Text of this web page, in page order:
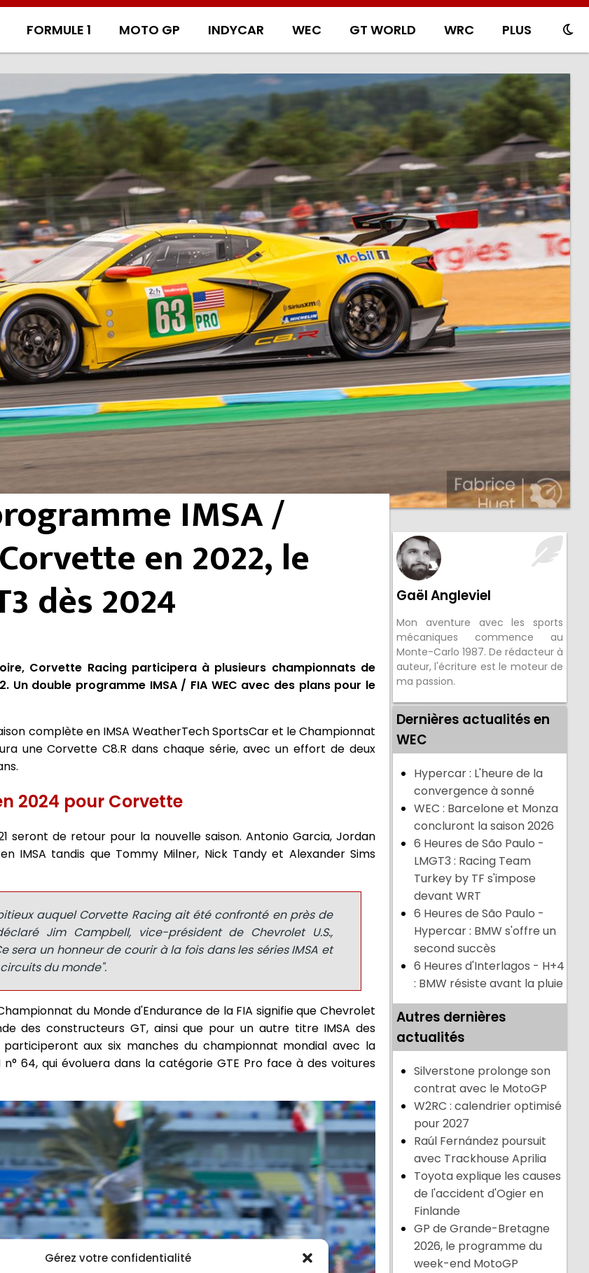
Gérez votre confidentialité
FORMULE 1 MOTO GP INDYCAR WEC GT WORLD WRC PLUS
IMSA /
en 2022, le
dès 2024
Corvette Racing participera à plusieurs championnats de
Un double programme IMSA / FIA WEC avec des plans pour le
complète en IMSA WeatherTech SportsCar et le Championnat
une Corvette C8.R dans chaque série, avec un effort de deux
2024 pour Corvette
seront de retour pour la nouvelle saison. Antonio Garcia, Jordan
IMSA tandis que Tommy Milner, Nick Tandy et Alexander Sims
auquel Corvette Racing ait été confronté en près de
Jim Campbell, vice-président de Chevrolet U.S.,
sera un honneur de courir à la fois dans les séries IMSA et
du monde".
du Monde d'Endurance de la FIA signifie que Chevrolet
des constructeurs GT, ainsi que pour un autre titre IMSA des
aux six manches du championnat mondial avec la
n° 64, qui évoluera dans la catégorie GTE Pro face à des voitures
Gaël Angleviel
Mon aventure avec les sports
mécaniques commence au
Monte-Carlo 1987. De rédacteur à
auteur, l'écriture est le moteur de
ma passion.
Dernières actualités en
WEC
Hypercar : L'heure de la
convergence à sonné
WEC : Barcelone et Monza
concluront la saison 2026
6 Heures de São Paulo -
LMGT3 : Racing Team
Turkey by TF s'impose
devant WRT
6 Heures de São Paulo -
Hypercar : BMW s'offre un
second succès
6 Heures d'Interlagos - H+4
: BMW résiste avant la pluie
Autres dernières
actualités
Silverstone prolonge son
contrat avec le MotoGP
W2RC : calendrier optimisé
pour 2027
Raúl Fernández poursuit
avec Trackhouse Aprilia
Toyota explique les causes
de l'accident d'Ogier en
Finlande
GP de Grande-Bretagne
2026, le programme du
week-end MotoGP